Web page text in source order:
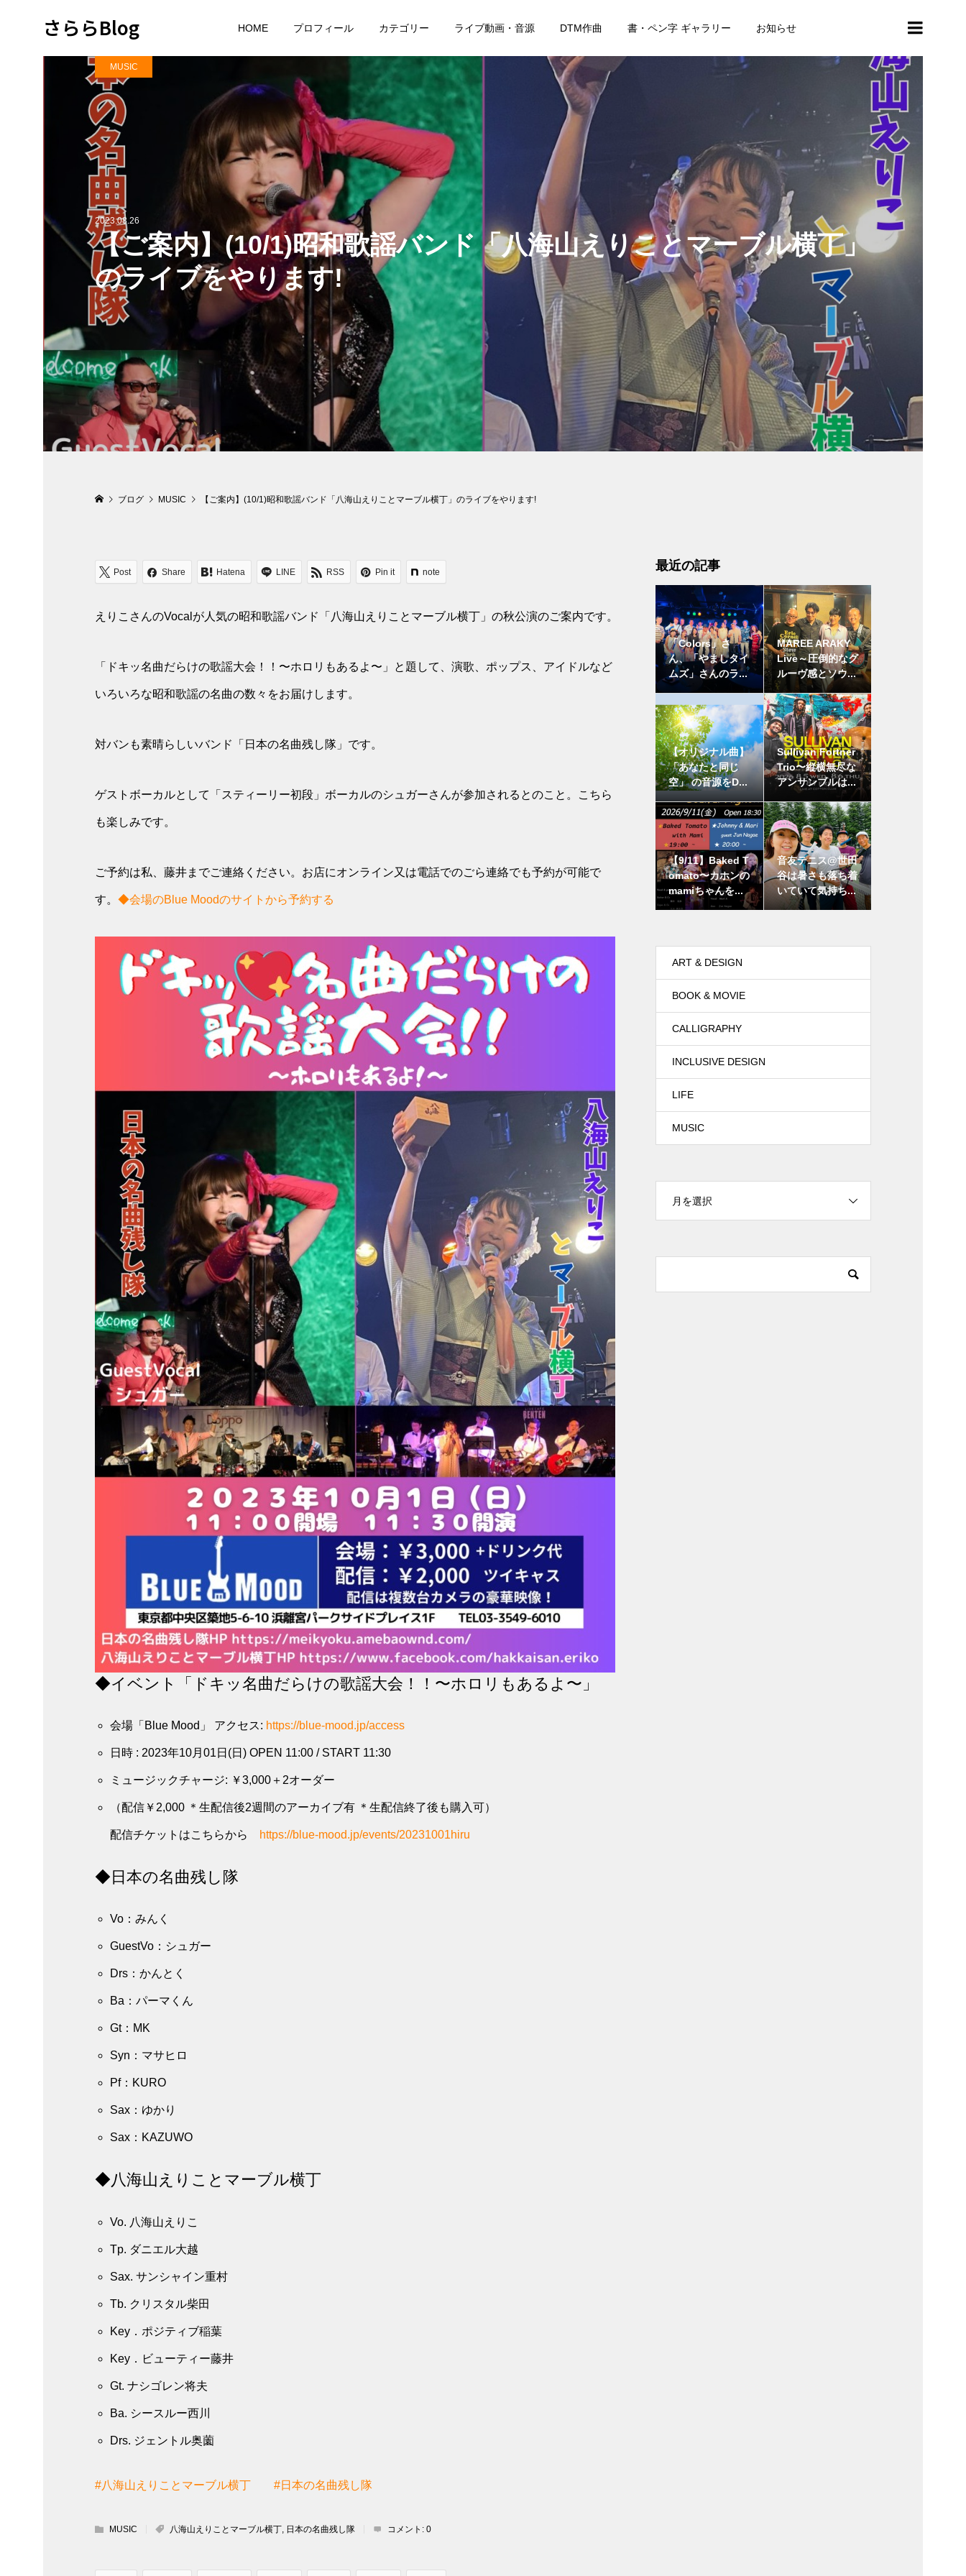
さららBlog HOME プロフィール カテゴリー ライブ動画・音源 DTM作曲 書・ペン字 ギャラリー お知らせ
2023.08.26
【ご案内】(10/1)昭和歌謡バンド「八海山えりことマーブル横丁」
のライブをやります!
MUSIC
ブログ MUSIC 【ご案内】(10/1)昭和歌謡バンド「八海山えりことマーブル横丁」のライブをやります!
Post Share Hatena LINE RSS Pin it note
えりこさんのVocalが人気の昭和歌謡バンド「八海山えりことマーブル横丁」の秋公演のご案内です。
「ドキッ名曲だらけの歌謡大会！！〜ホロリもあるよ〜」と題して、演歌、ポップス、アイドルなど
いろいろな昭和歌謡の名曲の数々をお届けします。
対バンも素晴らしいバンド「日本の名曲残し隊」です。
ゲストボーカルとして「スティーリー初段」ボーカルのシュガーさんが参加されるとのこと。こちら
も楽しみです。
ご予約は私、藤井までご連絡ください。お店にオンライン又は電話でのごら連絡でも予約が可能で
す。 ◆会場のBlue Moodのサイトから予約する
◆イベント「ドキッ名曲だらけの歌謡大会！！〜ホロリもあるよ〜」
会場「Blue Mood」 アクセス: https://blue-mood.jp/access
日時 : 2023年10月01日(日) OPEN 11:00 / START 11:30
ミュージックチャージ: ￥3,000＋2オーダー
（配信￥2,000 ＊生配信後2週間のアーカイブ有 ＊生配信終了後も購入可）
配信チケットはこちらから https://blue-mood.jp/events/20231001hiru
◆日本の名曲残し隊
Vo：みんく
GuestVo：シュガー
Drs：かんとく
Ba：パーマくん
Gt：MK
Syn：マサヒロ
Pf：KURO
Sax：ゆかり
Sax：KAZUWO
◆八海山えりことマーブル横丁
Vo. 八海山えりこ
Tp. ダニエル大越
Sax. サンシャイン重村
Tb. クリスタル柴田
Key．ポジティブ稲葉
Key．ビューティー藤井
Gt. ナシゴレン将夫
Ba. シースルー西川
Drs. ジェントル奥薗
#八海山えりことマーブル横丁 #日本の名曲残し隊
MUSIC 八海山えりことマーブル横丁 日本の名曲残し隊 コメント: 0
最近の記事
「Colors」さ
ん、「やましタイ
ムズ」さんのラ...
MAREE ARAKY
Live～圧倒的なグ
ルーヴ感とソウ...
【オリジナル曲】
「あなたと同じ
空」 の音源をD...
Sullivan Fortner
Trio〜縦横無尽な
アンサンブルは...
【9/11】Baked T
omato〜カホンの
mamiちゃんを...
音友テニス@世田
谷は暑さも落ち着
いていて気持ち...
ART & DESIGN
BOOK & MOVIE
CALLIGRAPHY
INCLUSIVE DESIGN
LIFE
MUSIC
月を選択